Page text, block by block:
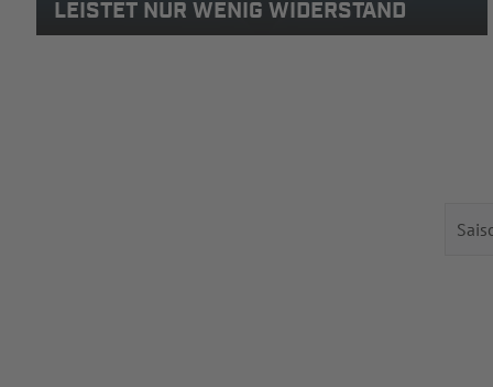
LEISTET NUR WENIG WIDERSTAND